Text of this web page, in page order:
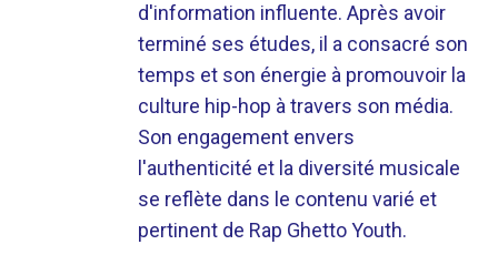
d'information influente. Après avoir
terminé ses études, il a consacré son
temps et son énergie à promouvoir la
culture hip-hop à travers son média.
Son engagement envers
l'authenticité et la diversité musicale
se reflète dans le contenu varié et
pertinent de Rap Ghetto Youth.